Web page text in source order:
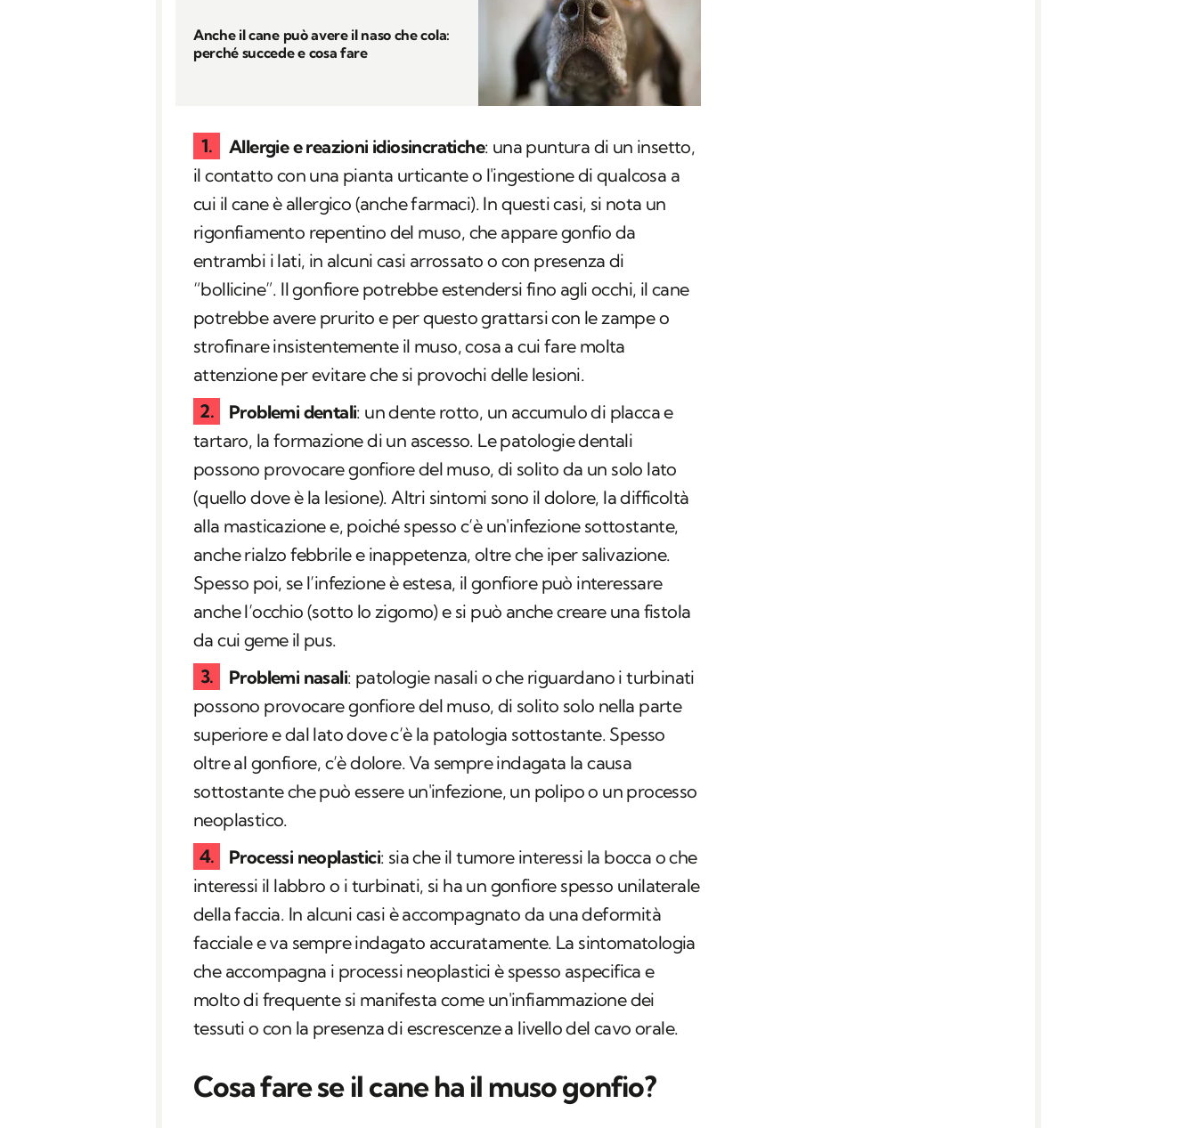
Anche il cane può avere il naso che cola:
perché succede e cosa fare
Allergie e reazioni idiosincratiche: una puntura di un insetto,
il contatto con una pianta urticante o l'ingestione di qualcosa a
cui il cane è allergico (anche farmaci). In questi casi, si nota un
rigonfiamento repentino del muso, che appare gonfio da
entrambi i lati, in alcuni casi arrossato o con presenza di
“bollicine”. Il gonfiore potrebbe estendersi fino agli occhi, il cane
potrebbe avere prurito e per questo grattarsi con le zampe o
strofinare insistentemente il muso, cosa a cui fare molta
attenzione per evitare che si provochi delle lesioni.
Problemi dentali: un dente rotto, un accumulo di placca e
tartaro, la formazione di un ascesso. Le patologie dentali
possono provocare gonfiore del muso, di solito da un solo lato
(quello dove è la lesione). Altri sintomi sono il dolore, la difficoltà
alla masticazione e, poiché spesso c’è un'infezione sottostante,
anche rialzo febbrile e inappetenza, oltre che iper salivazione.
Spesso poi, se l’infezione è estesa, il gonfiore può interessare
anche l’occhio (sotto lo zigomo) e si può anche creare una fistola
da cui geme il pus.
Problemi nasali: patologie nasali o che riguardano i turbinati
possono provocare gonfiore del muso, di solito solo nella parte
superiore e dal lato dove c’è la patologia sottostante. Spesso
oltre al gonfiore, c’è dolore. Va sempre indagata la causa
sottostante che può essere un'infezione, un polipo o un processo
neoplastico.
Processi neoplastici: sia che il tumore interessi la bocca o che
interessi il labbro o i turbinati, si ha un gonfiore spesso unilaterale
della faccia. In alcuni casi è accompagnato da una deformità
facciale e va sempre indagato accuratamente. La sintomatologia
che accompagna i processi neoplastici è spesso aspecifica e
molto di frequente si manifesta come un'infiammazione dei
tessuti o con la presenza di escrescenze a livello del cavo orale.
Cosa fare se il cane ha il muso gonfio?